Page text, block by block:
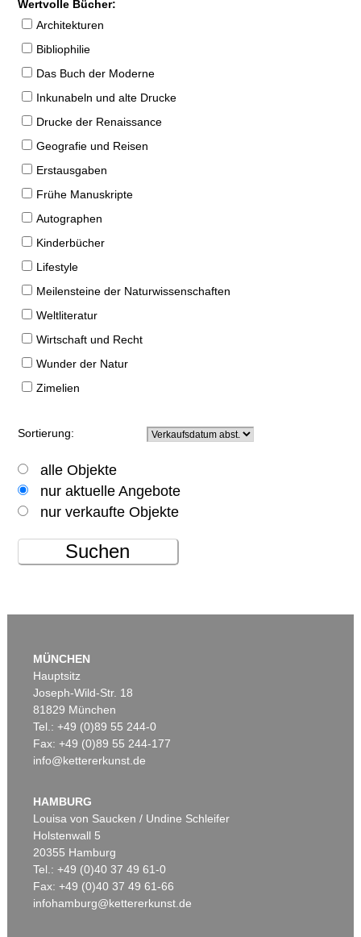
Wertvolle Bücher:
Architekturen
Bibliophilie
Das Buch der Moderne
Inkunabeln und alte Drucke
Drucke der Renaissance
Geografie und Reisen
Erstausgaben
Frühe Manuskripte
Autographen
Kinderbücher
Lifestyle
Meilensteine der Naturwissenschaften
Weltliteratur
Wirtschaft und Recht
Wunder der Natur
Zimelien
Sortierung:
alle Objekte
nur aktuelle Angebote
nur verkaufte Objekte
Suchen
MÜNCHEN
Hauptsitz
Joseph-Wild-Str. 18
81829 München
Tel.: +49 (0)89 55 244-0
Fax: +49 (0)89 55 244-177
info@kettererkunst.de
HAMBURG
Louisa von Saucken / Undine Schleifer
Holstenwall 5
20355 Hamburg
Tel.: +49 (0)40 37 49 61-0
Fax: +49 (0)40 37 49 61-66
infohamburg@kettererkunst.de